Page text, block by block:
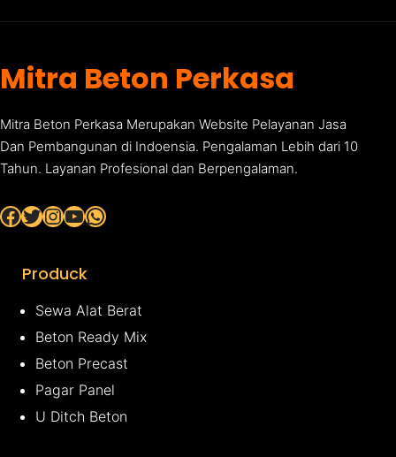
Mitra Beton Perkasa
Mitra Beton Perkasa Merupakan Website Pelayanan Jasa
Dan Pembangunan di Indoensia. Pengalaman Lebih dari 10
Tahun. Layanan Profesional dan Berpengalaman.
Facebook Twitter InstagramYouTube WhatsApp
Produck
Sewa Alat Berat
Beton Ready Mix
Beton Precast
Pagar Panel
U Ditch Beton